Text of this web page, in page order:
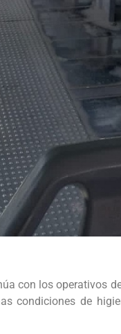
con los operativos
condiciones de